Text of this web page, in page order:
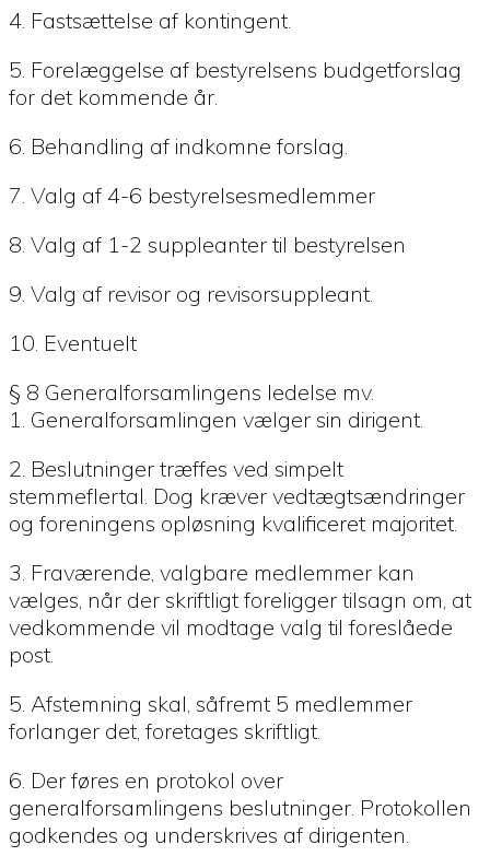
4. Fastsættelse af kontingent.
5. Forelæggelse af bestyrelsens budgetforslag
for det kommende år.
6. Behandling af indkomne forslag.
7. Valg af 4-6 bestyrelsesmedlemmer
8. Valg af 1-2 suppleanter til bestyrelsen
9. Valg af revisor og revisorsuppleant.
10. Eventuelt
§ 8 Generalforsamlingens ledelse mv.
1. Generalforsamlingen vælger sin dirigent.
2. Beslutninger træffes ved simpelt
stemmeflertal. Dog kræver vedtægtsændringer
og foreningens opløsning kvalificeret majoritet.
3. Fraværende, valgbare medlemmer kan
vælges, når der skriftligt foreligger tilsagn om, at
vedkommende vil modtage valg til foreslåede
post.
5. Afstemning skal, såfremt 5 medlemmer
forlanger det, foretages skriftligt.
6. Der føres en protokol over
generalforsamlingens beslutninger. Protokollen
godkendes og underskrives af dirigenten.